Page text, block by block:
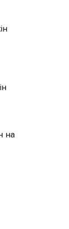
на